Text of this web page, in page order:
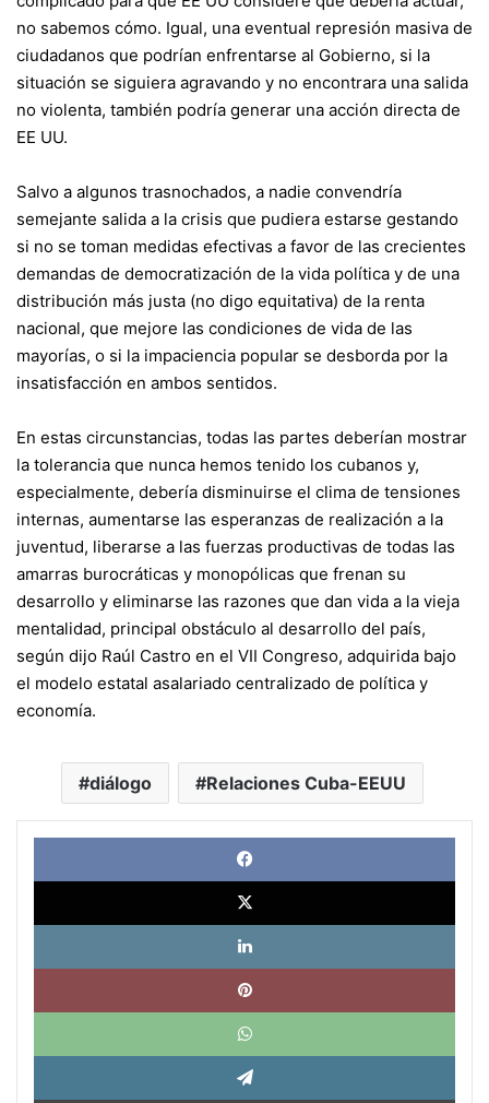
no sabemos cómo. Igual, una eventual represión masiva de
ciudadanos que podrían enfrentarse al Gobierno, si la
situación se siguiera agravando y no encontrara una salida
no violenta, también podría generar una acción directa de
EE UU.
Salvo a algunos trasnochados, a nadie convendría
semejante salida a la crisis que pudiera estarse gestando
si no se toman medidas efectivas a favor de las crecientes
demandas de democratización de la vida política y de una
distribución más justa (no digo equitativa) de la renta
nacional, que mejore las condiciones de vida de las
mayorías, o si la impaciencia popular se desborda por la
insatisfacción en ambos sentidos.
En estas circunstancias, todas las partes deberían mostrar
la tolerancia que nunca hemos tenido los cubanos y,
especialmente, debería disminuirse el clima de tensiones
internas, aumentarse las esperanzas de realización a la
juventud, liberarse a las fuerzas productivas de todas las
amarras burocráticas y monopólicas que frenan su
desarrollo y eliminarse las razones que dan vida a la vieja
mentalidad, principal obstáculo al desarrollo del país,
según dijo Raúl Castro en el VII Congreso, adquirida bajo
el modelo estatal asalariado centralizado de política y
economía.
diálogo Relaciones Cuba-EEUU
X